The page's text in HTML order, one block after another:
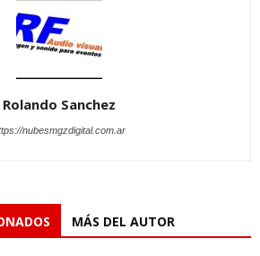
Rolando Sanchez
nubesmgzdigital.com.ar
MÁS DEL AUTOR